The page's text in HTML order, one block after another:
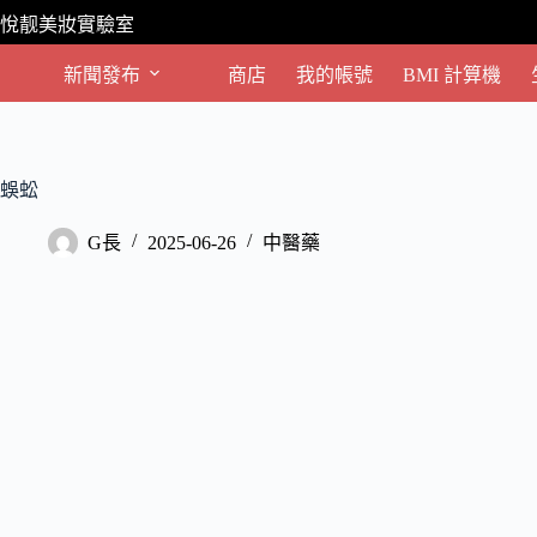
跳
至
要
悅靓美妝實驗室
新聞發布 商店 我的帳號 BMI 計算機
蜈蚣
G長 2025-06-26 中醫藥